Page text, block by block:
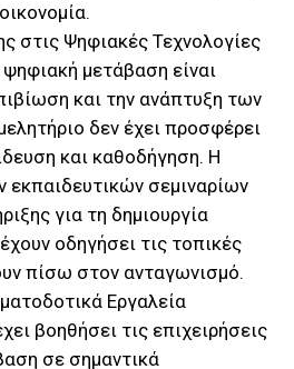
στις Ψηφιακές Τεχνολογίες
μετάβαση είναι
και την ανάπτυξη των
δεν έχει προσφέρει
και καθοδήγηση. Η
σεμιναρίων
για τη δημιουργία
οδηγήσει τις τοπικές
πίσω στον ανταγωνισμό.
Εργαλεία
βοηθήσει τις επιχειρήσεις
σε σημαντικά